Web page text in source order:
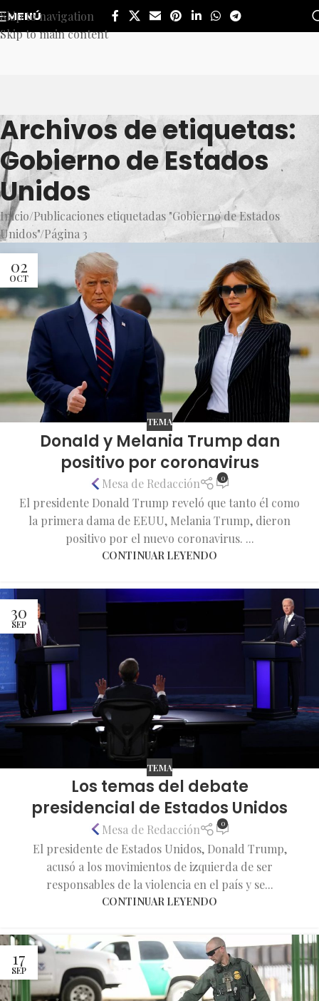
Skip to navigation
Skip to main content
MENÚ
Archivos de etiquetas:
Gobierno de Estados
Unidos
Inicio Publicaciones etiquetadas "Gobierno de Estados
Unidos" Página 3
02
OCT
TEMA
Donald y Melania Trump dan
positivo por coronavirus
Mesa de Redacción 0
El presidente Donald Trump reveló que tanto él como
la primera dama de EEUU, Melania Trump, dieron
positivo por el nuevo coronavirus. ...
CONTINUAR LEYENDO
30
SEP
TEMA
Los temas del debate
presidencial de Estados Unidos
Mesa de Redacción 0
El presidente de Estados Unidos, Donald Trump,
acusó a los movimientos de izquierda de ser
responsables de la violencia en el país y se...
CONTINUAR LEYENDO
17
SEP